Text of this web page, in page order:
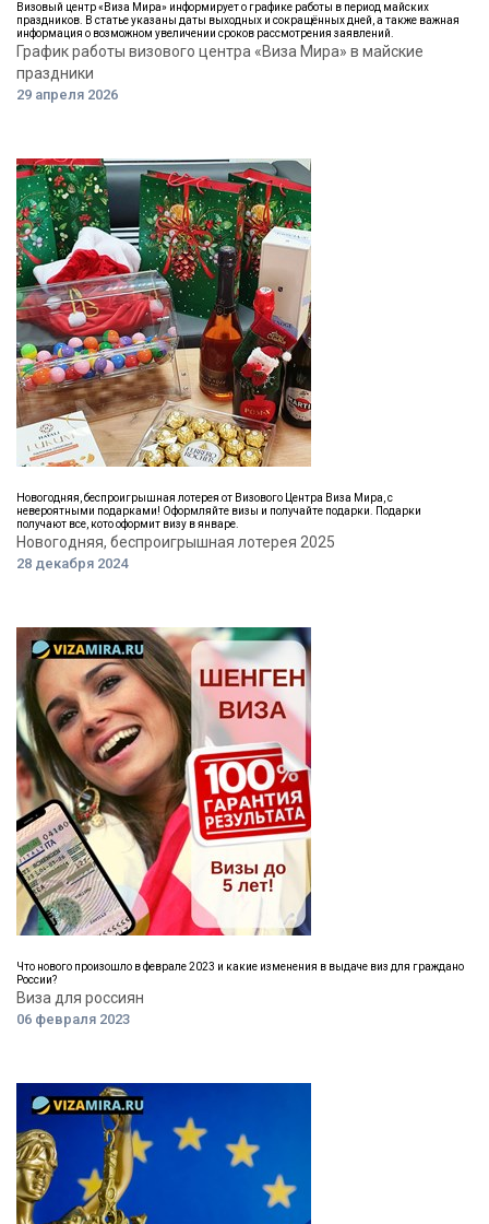
Визовый центр «Виза Мира» информирует о графике работы в период майских
праздников. В статье указаны даты выходных и сокращённых дней, а также важная
информация о возможном увеличении сроков рассмотрения заявлений.
График работы визового центра «Виза Мира» в майские
праздники
29 апреля 2026
Новогодняя, беспроигрышная лотерея от Визового Центра Виза Мира, с
невероятными подарками! Оформляйте визы и получайте подарки. Подарки
получают все, кото оформит визу в январе.
Новогодняя, беспроигрышная лотерея 2025
28 декабря 2024
Что нового произошло в феврале 2023 и какие изменения в выдаче виз для граждано
России?
Виза для россиян
06 февраля 2023